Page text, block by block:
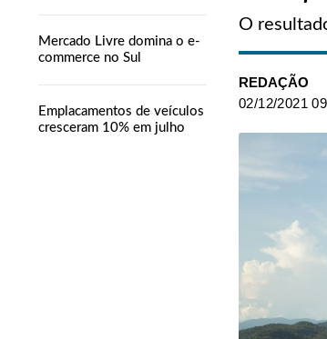
Mercado Livre domina o e-
commerce no Sul
Emplacamentos de veículos
cresceram 10% em julho
O
REDAÇÃO
02/12/2021